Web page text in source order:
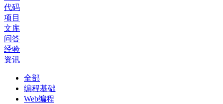
代码
项目
文库
问答
经验
资讯
全部
编程基础
Web编程